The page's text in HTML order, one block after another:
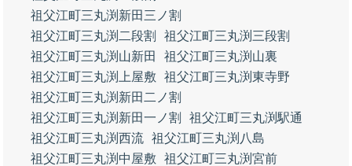
祖父江町三丸渕新田三ノ割
祖父江町三丸渕二段割
祖父江町三丸渕三段割
祖父江町三丸渕山新田
祖父江町三丸渕山裏
祖父江町三丸渕上屋敷
祖父江町三丸渕東寺野
祖父江町三丸渕新田二ノ割
祖父江町三丸渕新田一ノ割
祖父江町三丸渕駅通
祖父江町三丸渕西流 祖父江町三丸渕八島
祖父江町三丸渕中屋敷
祖父江町三丸渕宮前